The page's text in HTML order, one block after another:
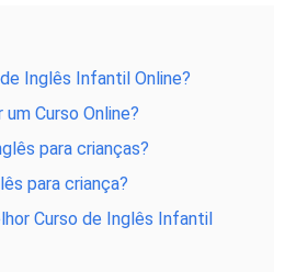
Inglês Infantil Online?
Curso Online?
para crianças?
para criança?
Curso de Inglês Infantil